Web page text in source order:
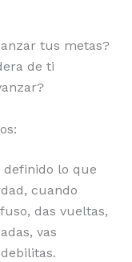
tus metas?
de ti
definido lo que
cuando
das vueltas,
vas